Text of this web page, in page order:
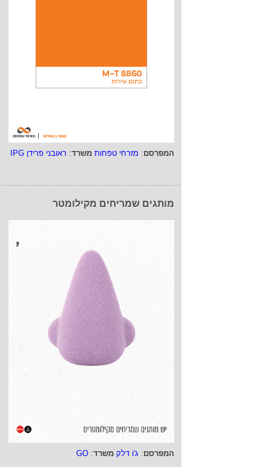
המפרסם: מזרחי טפחות משרד: ראובני פרידן IPG
מותגים שמריחים מקילומטר
המפרסם: ג'ו דלק משרד:
GO